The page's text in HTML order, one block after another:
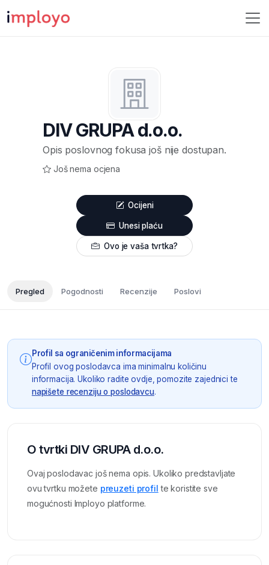
DIV GRUPA d.o.o.
Opis poslovnog fokusa još nije dostupan.
Još nema ocjena
Ocijeni
Unesi plaću
Ovo je vaša tvrtka?
Pregled Pogodnosti Recenzije Poslovi
Profil sa ograničenim informacijama
Profil ovog poslodavca ima minimalnu količinu
informacija. Ukoliko radite ovdje, pomozite zajednici te
napišete recenziju o poslodavcu.
O tvrtki DIV GRUPA d.o.o.
Ovaj poslodavac još nema opis. Ukoliko predstavljate
ovu tvrtku možete preuzeti profil te koristite sve
mogućnosti Imployo platforme.